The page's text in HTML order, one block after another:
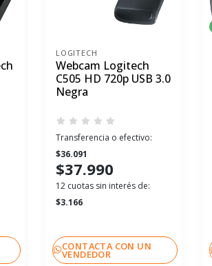
LOGITECH
Webcam Logitech
C505 HD 720p USB 3.0
Negra
Transferencia o efectivo:
$36.091
$37.990
12 cuotas sin interés de:
$3.166
CONTACTA CON UN
VENDEDOR